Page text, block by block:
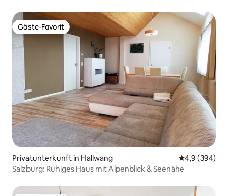
Gäste-Favorit
Gäste-Favorit
Privatunterkunft in Hallwang
4,9 (394)
Salzburg: Ruhiges Haus mit Alpenblick & Seenähe